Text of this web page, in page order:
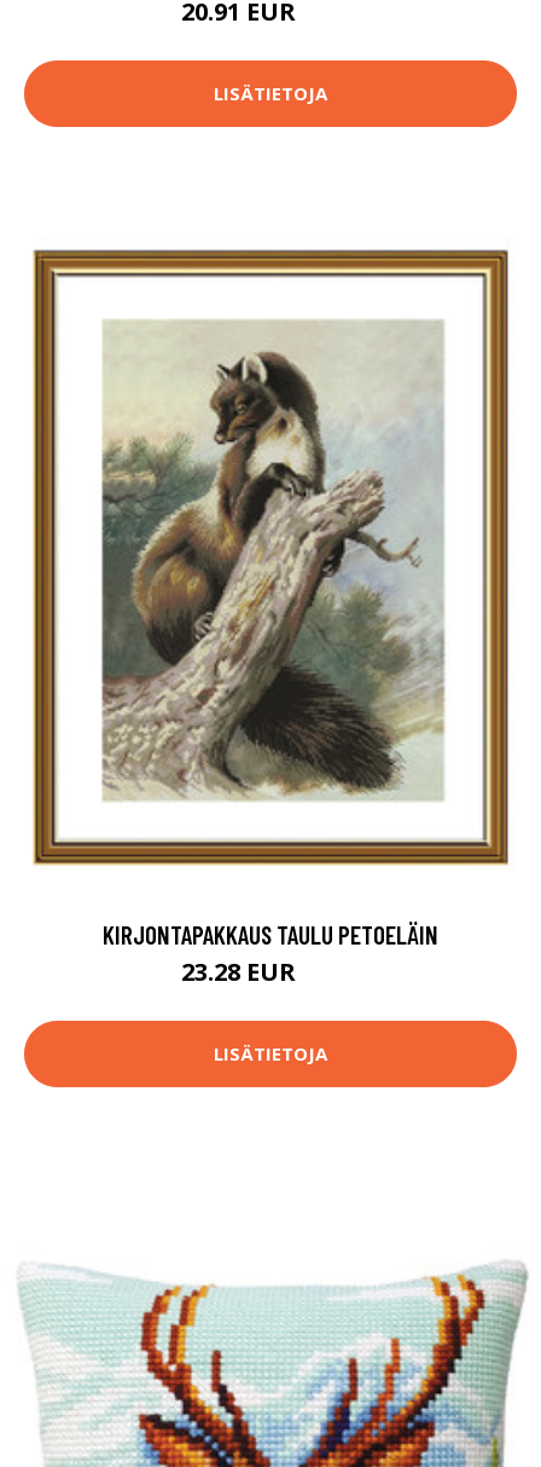
20.91 EUR
LISÄTIETOJA
KIRJONTAPAKKAUS TAULU PETOELÄIN
23.28 EUR
LISÄTIETOJA